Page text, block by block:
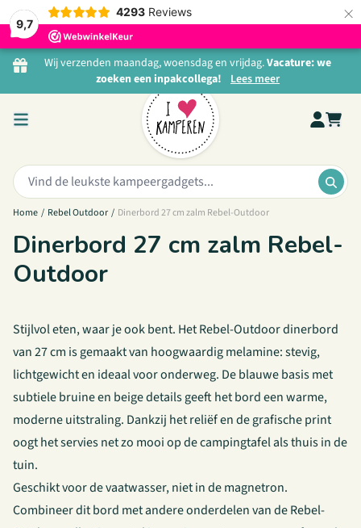
9,7
4293 Reviews ×
Ga naar de inhoud
Wij verzenden maandag, woensdag en vrijdag.Vacature: we
zoeken een inpakcollega! Lees meer
Zoeken:
Home / Rebel Outdoor / Dinerbord 27 cm zalm Rebel-Outdoor
Dinerbord 27 cm zalm Rebel-
Outdoor
Stijlvol eten, waar je ook bent. Het Rebel-Outdoor dinerbord
van 27 cm is gemaakt van hoogwaardig melamine: stevig,
lichtgewicht en ideaal voor onderweg. De blauwe basis met
subtiele bruine en beige details geeft het bord een warme,
moderne uitstraling. Dankzij het reliëf en de grafische print
oogt het servies net zo mooi op de campingtafel als thuis in de
tuin.
Geschikt voor de vaatwasser, niet in de magnetron.
Combineer dit bord met andere onderdelen van deRebel-